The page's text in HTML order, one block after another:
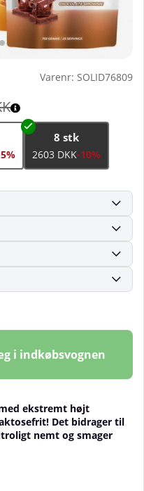
Antal vurderinger 9
Varenr: SOLID76809
8 stk
2603 DKK-10%
i indkøbsvognen
ekstremt højt
Det bidrager til
nemt og smager